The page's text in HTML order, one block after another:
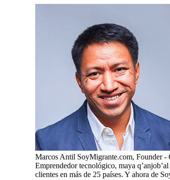
Marcos Antil SoyMigrante.com, Founder -
Emprendedor tecnológico, maya
clientes en más de 25 países. Y ahora de